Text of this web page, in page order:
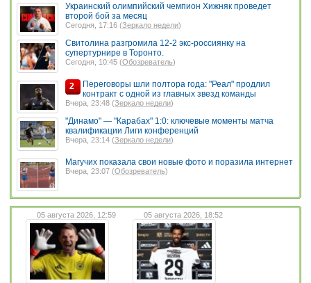
Украинский олимпийский чемпион Хижняк проведет
второй бой за месяц
Сегодня, 17:16 (Зеркало недели)
Свитолина разгромила 12-2 экс-россиянку на
супертурнире в Торонто.
Сегодня, 10:45 (Обозреватель)
2
Переговоры шли полтора года: "Реал" продлил
контракт с одной из главных звезд команды
Вчера, 23:48 (Зеркало недели)
"Динамо" — "Карабах" 1:0: ключевые моменты матча
квалификации Лиги конференций
Вчера, 23:14 (Зеркало недели)
Магучих показала свои новые фото и поразила интернет
Вчера, 23:07 (Обозреватель)
05 августа 2026, 12:59 05 августа 2026, 18:52